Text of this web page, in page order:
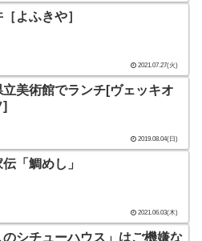
よふきや］
2021.07.27(火)
立美術館でランチ[ヴェッキオ
]
2019.08.04(日)
「鯛めし」
2021.06.03(木)
のシチューハウス」はご機嫌な